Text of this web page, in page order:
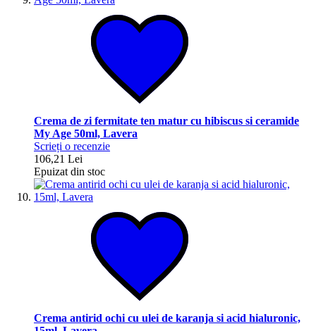
Crema de zi fermitate ten matur cu hibiscus si ceramide
My Age 50ml, Lavera
Scrieți o recenzie
106,21 Lei
Epuizat din stoc
Crema antirid ochi cu ulei de karanja si acid hialuronic,